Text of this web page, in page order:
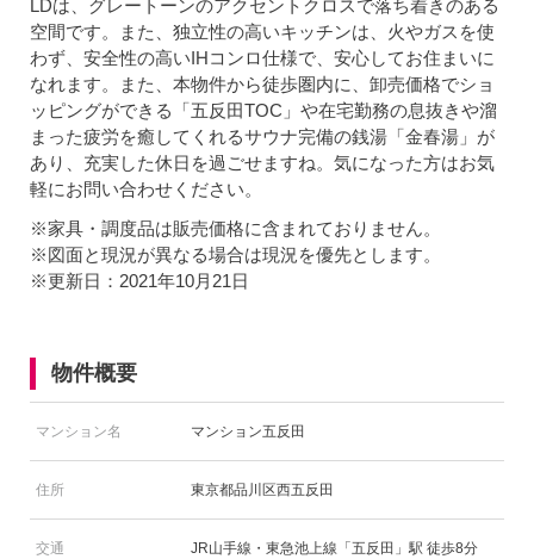
LDは、グレートーンのアクセントクロスで落ち着きのある
空間です。また、独立性の高いキッチンは、火やガスを使
わず、安全性の高いIHコンロ仕様で、安心してお住まいに
なれます。また、本物件から徒歩圏内に、卸売価格でショ
ッピングができる「五反田TOC」や在宅勤務の息抜きや溜
まった疲労を癒してくれるサウナ完備の銭湯「金春湯」が
あり、充実した休日を過ごせますね。気になった方はお気
軽にお問い合わせください。
※家具・調度品は販売価格に含まれておりません。
※図面と現況が異なる場合は現況を優先とします。
※更新日：2021年10月21日
物件概要
マンション名 マンション五反田
住所 東京都品川区西五反田
交通
JR山手線・東急池上線「五反田」駅 徒歩8分